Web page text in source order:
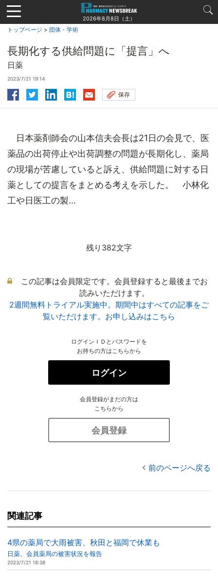
Jump
to
navigation
2026年8月8日（土）
トップページ > 団体・学術
長期化する供給問題に「提言」へ
日薬
2023/7/21 19:14
保存
日本薬剤師会の山本信夫会長は21日の会見で、医
薬品の出荷停止や出荷調整の問題が長期化し、薬局
の現場が苦慮していると訴え、供給問題に対する日
薬としての提言をまとめる考えを示した。 小林化
工や日医工の製...
残り382文字
この記事は会員限定です。会員登録すると最後までお
読みいただけます。
2週間無料トライアル実施中。期間中はすべての記事をご
覧いただけます。お申し込みはこちら
ログインＩＤとパスワードを
お持ちの方はこちらから
ログイン
会員登録がまだの方は
こちらから
会員登録
前のページへ戻る
関連記事
4県の薬局で大雨被害、秋田と福岡で休業も
日薬、会員薬局の被害状況を報告
2023/7/21 18:38